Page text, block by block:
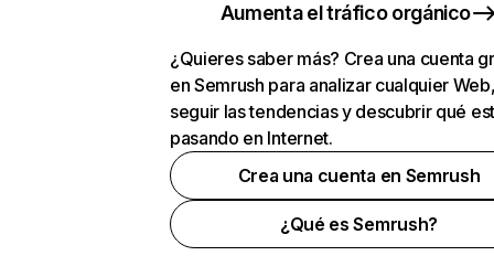
Aumenta el tráfico orgánico
¿Quieres saber más? Crea una cuenta
en Semrush para analizar cualquier
seguir las tendencias y descubrir qué
pasando en Internet.
Crea una cuenta en Semrush
¿Qué es Semrush?